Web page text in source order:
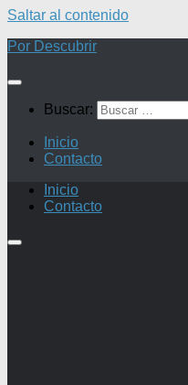
Saltar al contenido
Por Descubrir
Buscar:
Inicio
Contacto
Inicio
Contacto